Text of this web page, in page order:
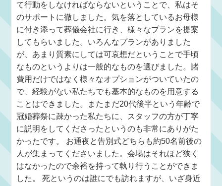
て行動をしなければならないということで、私はそ
のサポートに徹しました。気を落としているお母様
に付き添って葬儀会社に行き、様々なプランを提案
してもらいました。いろんなプランがありました
が、あまり質素にしては可哀想だということで手頃
なものというよりは一般的なものを選びました。諸
費用だけではなく様々なオプションがついていたの
で、経験がない私たちでも基本的なものを用意する
ことはできました。またまだ20代後半という年齢で
冠婚葬祭に疎かった私たちに、スタッフの方が丁寧
に説明をしてくださったというのも非常にありがた
かったです。 お通夜と告別式どちらも約50名前後の
人が集まってくださいました。会場はそれほど狭く
はなかったので余裕を持って執り行うことができま
した。 死というのは誰にでも訪れますが、いざ身近